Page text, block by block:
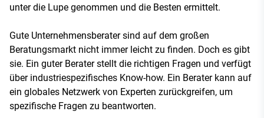
unter die Lupe genommen und die Besten ermittelt.
Gute Unternehmensberater sind auf dem großen
Beratungsmarkt nicht immer leicht zu finden. Doch es gibt
sie. Ein guter Berater stellt die richtigen Fragen und verfügt
über industriespezifisches Know-how. Ein Berater kann auf
ein globales Netzwerk von Experten zurückgreifen, um
spezifische Fragen zu beantworten.